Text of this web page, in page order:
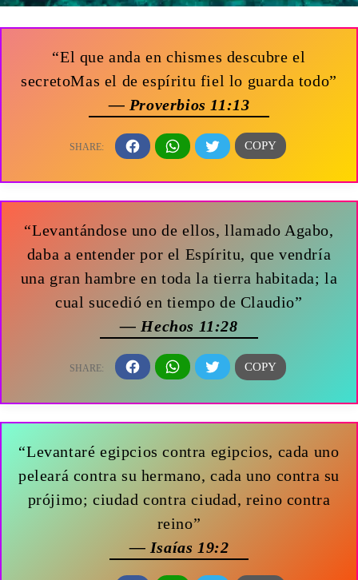
“El que anda en chismes descubre el
secretoMas el de espíritu fiel lo guarda todo”
— Proverbios 11:13
“Levantándose uno de ellos, llamado Agabo,
daba a entender por el Espíritu, que vendría
una gran hambre en toda la tierra habitada; la
cual sucedió en tiempo de Claudio”
— Hechos 11:28
“Levantaré egipcios contra egipcios, cada uno
peleará contra su hermano, cada uno contra su
prójimo; ciudad contra ciudad, reino contra
reino”
— Isaías 19:2